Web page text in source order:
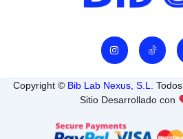
I
n
a
g
r
Copyright © Bib Lab Nexus, S.L
.
Sitio Desarrollado con